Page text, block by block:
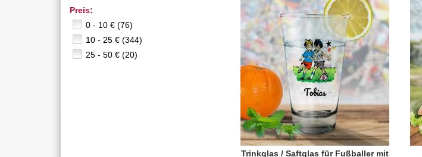
Preis:
0 - 10 € (76)
10 - 25 € (344)
25 - 50 € (20)
Trinkglas / Saftglas für Fußballer mit